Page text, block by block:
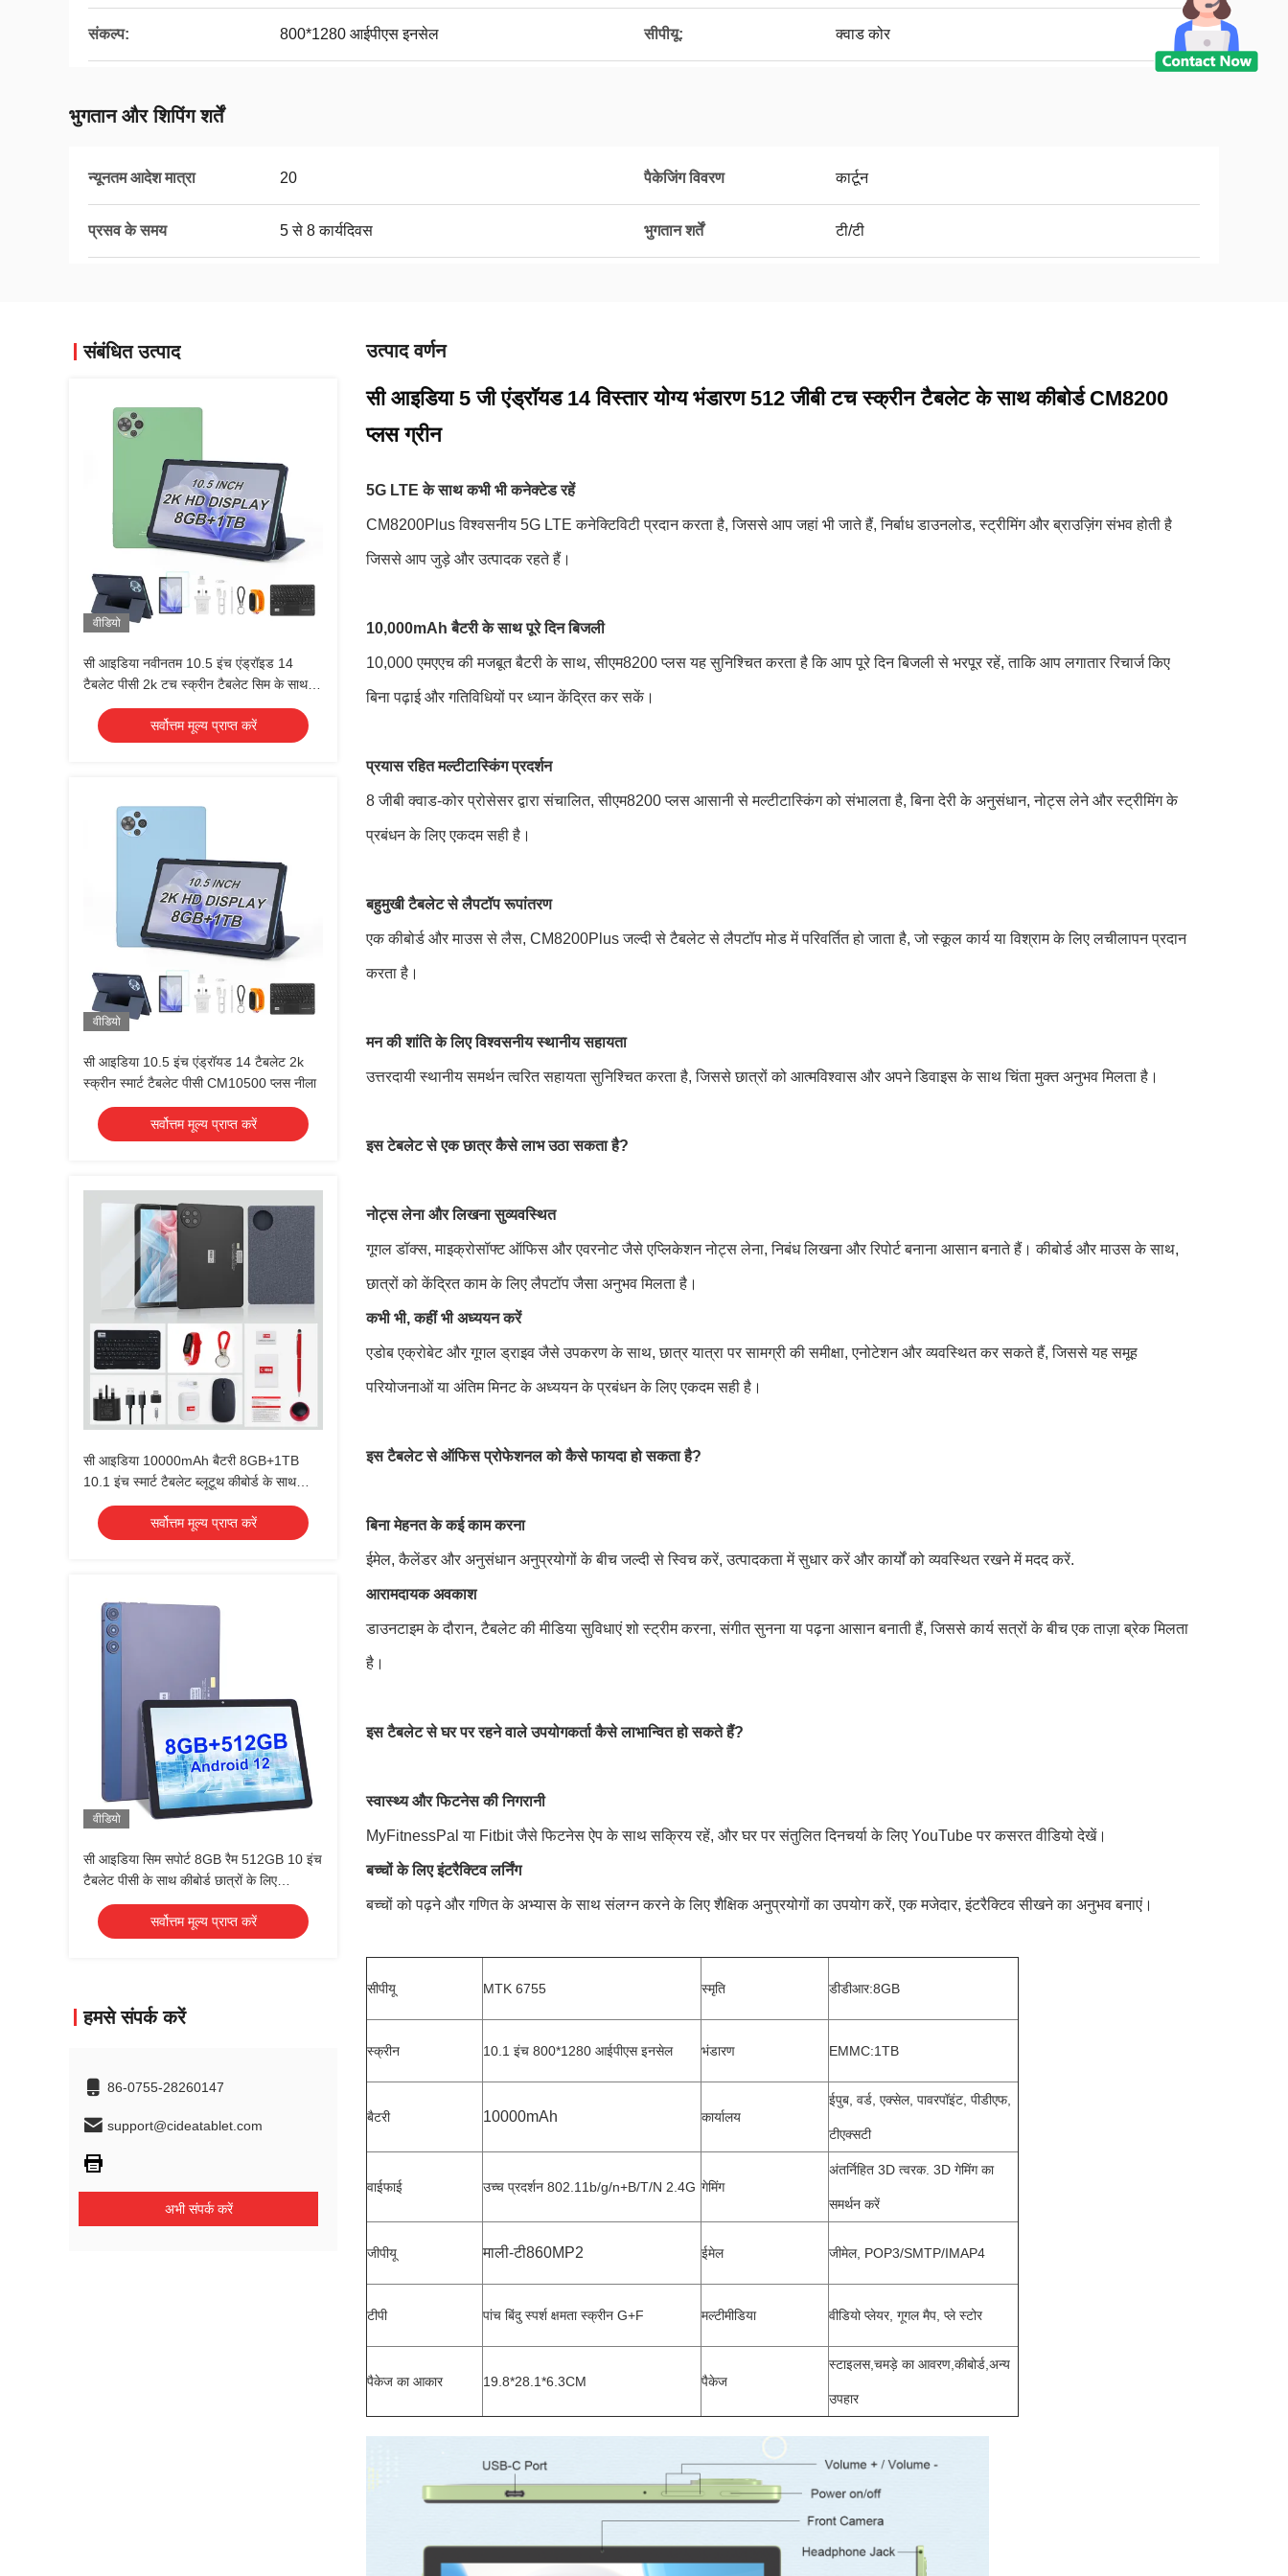
संकल्प: 800*1280 आईपीएस इनसेल सीपीयू: क्वाड कोर
भुगतान और शिपिंग शर्तें
न्यूनतम आदेश मात्रा 20 पैकेजिंग विवरण कार्टून
प्रसव के समय 5 से 8 कार्यदिवस भुगतान शर्तें टी/टी
संबंधित उत्पाद
वीडियो
सी आइडिया नवीनतम 10.5 इंच एंड्रॉइड 14
टैबलेट पीसी 2k टच स्क्रीन टैबलेट सिम के साथ
CM10500 प्लस हरा
सर्वोत्तम मूल्य प्राप्त करें
वीडियो
सी आइडिया 10.5 इंच एंड्रॉयड 14 टैबलेट 2k
स्क्रीन स्मार्ट टैबलेट पीसी CM10500 प्लस नीला
सर्वोत्तम मूल्य प्राप्त करें
सी आइडिया 10000mAh बैटरी 8GB+1TB
10.1 इंच स्मार्ट टैबलेट ब्लूटूथ कीबोर्ड के साथ
CM8800pLUS
सर्वोत्तम मूल्य प्राप्त करें
वीडियो
सी आइडिया सिम सपोर्ट 8GB रैम 512GB 10 इंच
टैबलेट पीसी के साथ कीबोर्ड छात्रों के लिए
CM8500
सर्वोत्तम मूल्य प्राप्त करें
हमसे संपर्क करें
86-0755-28260147
support@cideatablet.com
अभी संपर्क करें
उत्पाद वर्णन
सी आइडिया 5 जी एंड्रॉयड 14 विस्तार योग्य भंडारण 512 जीबी टच स्क्रीन टैबलेट के साथ कीबोर्ड CM8200
प्लस ग्रीन
5G LTE के साथ कभी भी कनेक्टेड रहें
CM8200Plus विश्वसनीय 5G LTE कनेक्टिविटी प्रदान करता है, जिससे आप जहां भी जाते हैं, निर्बाध डाउनलोड, स्ट्रीमिंग और ब्राउज़िंग संभव होती है
जिससे आप जुड़े और उत्पादक रहते हैं।
10,000mAh बैटरी के साथ पूरे दिन बिजली
10,000 एमएएच की मजबूत बैटरी के साथ, सीएम8200 प्लस यह सुनिश्चित करता है कि आप पूरे दिन बिजली से भरपूर रहें, ताकि आप लगातार रिचार्ज किए
बिना पढ़ाई और गतिविधियों पर ध्यान केंद्रित कर सकें।
प्रयास रहित मल्टीटास्किंग प्रदर्शन
8 जीबी क्वाड-कोर प्रोसेसर द्वारा संचालित, सीएम8200 प्लस आसानी से मल्टीटास्किंग को संभालता है, बिना देरी के अनुसंधान, नोट्स लेने और स्ट्रीमिंग के
प्रबंधन के लिए एकदम सही है।
बहुमुखी टैबलेट से लैपटॉप रूपांतरण
एक कीबोर्ड और माउस से लैस, CM8200Plus जल्दी से टैबलेट से लैपटॉप मोड में परिवर्तित हो जाता है, जो स्कूल कार्य या विश्राम के लिए लचीलापन प्रदान
करता है।
मन की शांति के लिए विश्वसनीय स्थानीय सहायता
उत्तरदायी स्थानीय समर्थन त्वरित सहायता सुनिश्चित करता है, जिससे छात्रों को आत्मविश्वास और अपने डिवाइस के साथ चिंता मुक्त अनुभव मिलता है।
इस टेबलेट से एक छात्र कैसे लाभ उठा सकता है?
नोट्स लेना और लिखना सुव्यवस्थित
गूगल डॉक्स, माइक्रोसॉफ्ट ऑफिस और एवरनोट जैसे एप्लिकेशन नोट्स लेना, निबंध लिखना और रिपोर्ट बनाना आसान बनाते हैं। कीबोर्ड और माउस के साथ,
छात्रों को केंद्रित काम के लिए लैपटॉप जैसा अनुभव मिलता है।
कभी भी, कहीं भी अध्ययन करें
एडोब एक्रोबेट और गूगल ड्राइव जैसे उपकरण के साथ, छात्र यात्रा पर सामग्री की समीक्षा, एनोटेशन और व्यवस्थित कर सकते हैं, जिससे यह समूह
परियोजनाओं या अंतिम मिनट के अध्ययन के प्रबंधन के लिए एकदम सही है।
इस टैबलेट से ऑफिस प्रोफेशनल को कैसे फायदा हो सकता है?
बिना मेहनत के कई काम करना
ईमेल, कैलेंडर और अनुसंधान अनुप्रयोगों के बीच जल्दी से स्विच करें, उत्पादकता में सुधार करें और कार्यों को व्यवस्थित रखने में मदद करें.
आरामदायक अवकाश
डाउनटाइम के दौरान, टैबलेट की मीडिया सुविधाएं शो स्ट्रीम करना, संगीत सुनना या पढ़ना आसान बनाती हैं, जिससे कार्य सत्रों के बीच एक ताज़ा ब्रेक मिलता
है।
इस टैबलेट से घर पर रहने वाले उपयोगकर्ता कैसे लाभान्वित हो सकते हैं?
स्वास्थ्य और फिटनेस की निगरानी
MyFitnessPal या Fitbit जैसे फिटनेस ऐप के साथ सक्रिय रहें, और घर पर संतुलित दिनचर्या के लिए YouTube पर कसरत वीडियो देखें।
बच्चों के लिए इंटरैक्टिव लर्निंग
बच्चों को पढ़ने और गणित के अभ्यास के साथ संलग्न करने के लिए शैक्षिक अनुप्रयोगों का उपयोग करें, एक मजेदार, इंटरैक्टिव सीखने का अनुभव बनाएं।
सीपीयू MTK 6755 स्मृति डीडीआर:8GB
स्क्रीन 10.1 इंच 800*1280 आईपीएस इनसेल भंडारण EMMC:1TB
बैटरी 10000mAh कार्यालय
ईपुब, वर्ड, एक्सेल, पावरपॉइंट, पीडीएफ,
टीएक्सटी
वाईफाई उच्च प्रदर्शन 802.11b/g/n+B/T/N 2.4G गेमिंग
अंतर्निहित 3D त्वरक. 3D गेमिंग का
समर्थन करें
जीपीयू माली-टी860MP2 ईमेल जीमेल, POP3/SMTP/IMAP4
टीपी पांच बिंदु स्पर्श क्षमता स्क्रीन G+F मल्टीमीडिया वीडियो प्लेयर, गूगल मैप, प्ले स्टोर
पैकेज का आकार 19.8*28.1*6.3CM पैकेज
स्टाइलस,चमड़े का आवरण कीबोर्ड अन्य
उपहार